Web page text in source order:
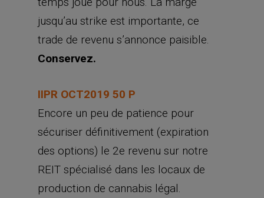
jusqu’au strike est importante, ce
trade de revenu s’annonce paisible.
Conservez.
IIPR OCT2019 50 P
Encore un peu de patience pour
sécuriser définitivement (expiration
des options) le 2e revenu sur notre
REIT spécialisé dans les locaux de
production de cannabis légal.